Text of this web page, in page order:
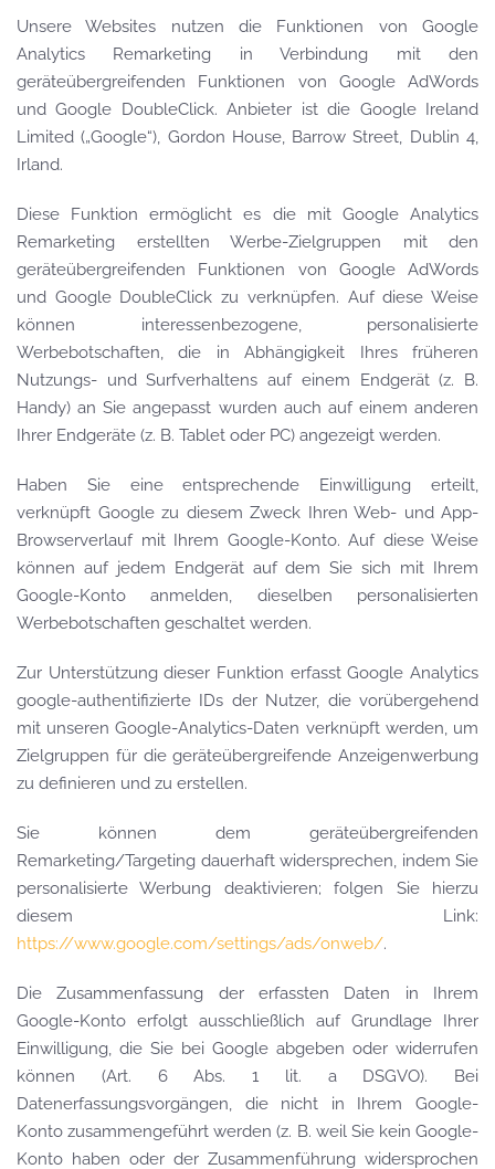
Unsere Websites nutzen die Funktionen von Google
Analytics Remarketing in Verbindung mit den
geräteübergreifenden Funktionen von Google AdWords
und Google DoubleClick. Anbieter ist die Google Ireland
Limited („Google“), Gordon House, Barrow Street, Dublin 4,
Irland.
Diese Funktion ermöglicht es die mit Google Analytics
Remarketing erstellten Werbe-Zielgruppen mit den
geräteübergreifenden Funktionen von Google AdWords
und Google DoubleClick zu verknüpfen. Auf diese Weise
können interessenbezogene, personalisierte
Werbebotschaften, die in Abhängigkeit Ihres früheren
Nutzungs- und Surfverhaltens auf einem Endgerät (z. B.
Handy) an Sie angepasst wurden auch auf einem anderen
Ihrer Endgeräte (z. B. Tablet oder PC) angezeigt werden.
Haben Sie eine entsprechende Einwilligung erteilt,
verknüpft Google zu diesem Zweck Ihren Web- und App-
Browserverlauf mit Ihrem Google-Konto. Auf diese Weise
können auf jedem Endgerät auf dem Sie sich mit Ihrem
Google-Konto anmelden, dieselben personalisierten
Werbebotschaften geschaltet werden.
Zur Unterstützung dieser Funktion erfasst Google Analytics
google-authentifizierte IDs der Nutzer, die vorübergehend
mit unseren Google-Analytics-Daten verknüpft werden, um
Zielgruppen für die geräteübergreifende Anzeigenwerbung
zu definieren und zu erstellen.
Sie können dem geräteübergreifenden
Remarketing/Targeting dauerhaft widersprechen, indem Sie
personalisierte Werbung deaktivieren; folgen Sie hierzu
diesem Link:
https://www.google.com/settings/ads/onweb/.
Die Zusammenfassung der erfassten Daten in Ihrem
Google-Konto erfolgt ausschließlich auf Grundlage Ihrer
Einwilligung, die Sie bei Google abgeben oder widerrufen
können (Art. 6 Abs. 1 lit. a DSGVO). Bei
Datenerfassungsvorgängen, die nicht in Ihrem Google-
Konto zusammengeführt werden (z. B. weil Sie kein Google-
Konto haben oder der Zusammenführung widersprochen